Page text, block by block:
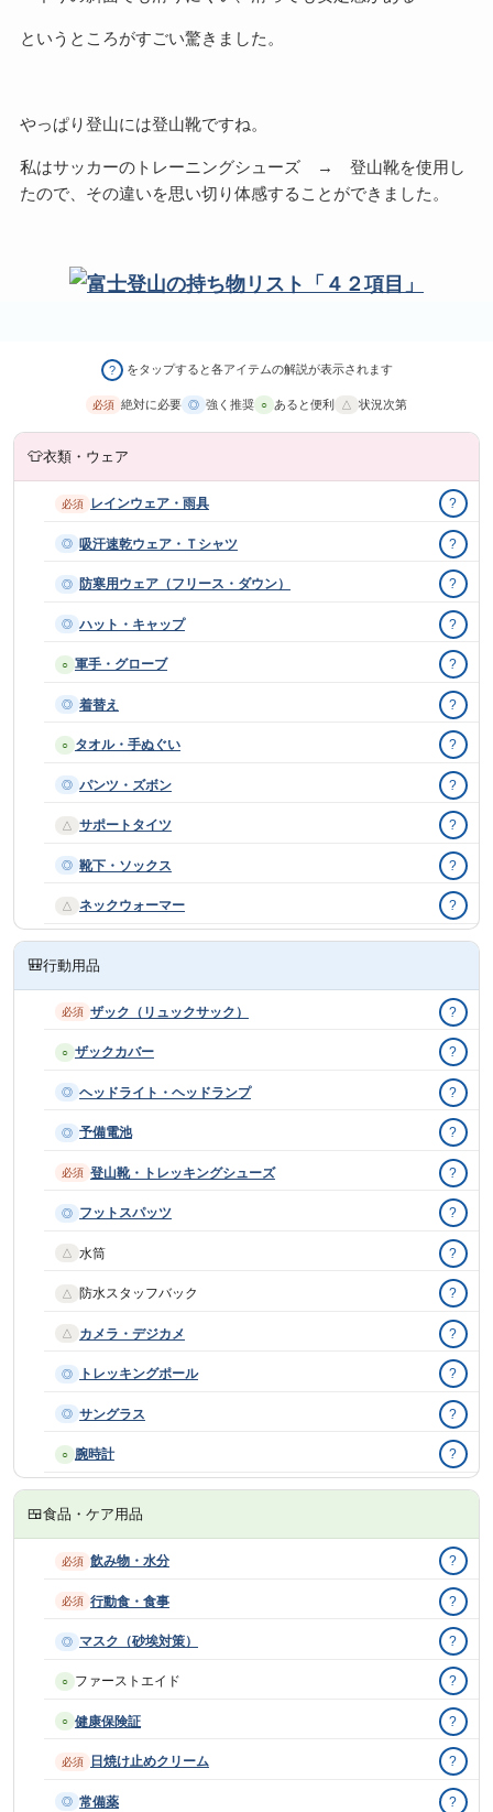
というところがすごい驚きました。
やっぱり登山には登山靴ですね。
私はサッカーのトレーニングシューズ → 登山靴を使用し
たので、その違いを思い切り体感することができました。
? をタップすると各アイテムの解説が表示されます
必須 絶対に必要 ◎ 強く推奨 ○ あると便利 △ 状況次第
👕衣類・ウェア
必須 レインウェア・雨具 ?
◎ 吸汗速乾ウェア・Ｔシャツ ?
◎ 防寒用ウェア（フリース・ダウン） ?
◎ ハット・キャップ ?
○ 軍手・グローブ ?
◎ 着替え ?
○ タオル・手ぬぐい ?
◎ パンツ・ズボン ?
△ サポートタイツ ?
◎ 靴下・ソックス ?
△ ネックウォーマー ?
🎒行動用品
必須 ザック（リュックサック） ?
○ ザックカバー ?
◎ ヘッドライト・ヘッドランプ ?
◎ 予備電池 ?
必須 登山靴・トレッキングシューズ ?
◎ フットスパッツ ?
△ 水筒 ?
△ 防水スタッフバック ?
△ カメラ・デジカメ ?
◎ トレッキングポール ?
◎ サングラス ?
○ 腕時計 ?
🍱食品・ケア用品
必須 飲み物・水分 ?
必須 行動食・食事 ?
◎ マスク（砂埃対策） ?
○ ファーストエイド ?
○ 健康保険証 ?
必須 日焼け止めクリーム ?
◎ 常備薬 ?